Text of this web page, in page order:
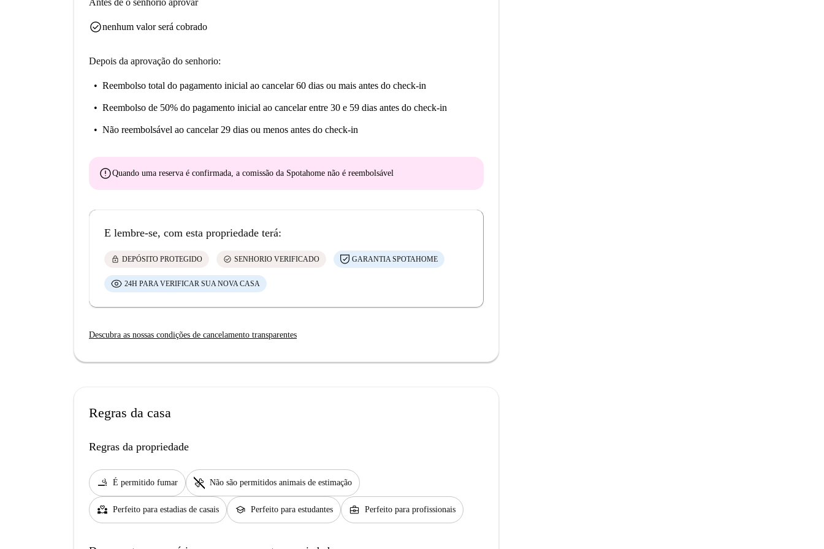
analisada e certificada pela Spotahome.
Antes de o senhorio aprovar
check_circlenenhum valor será cobrado
Depois da aprovação do senhorio:
Reembolso total do pagamento inicial ao cancelar 60 dias ou mais antes do check-in
Reembolso de 50% do pagamento inicial ao cancelar entre 30 e 59 dias antes do check-in
Não reembolsável ao cancelar 29 dias ou menos antes do check-in
errorQuando uma reserva é confirmada, a comissão da Spotahome não é reembolsável
E lembre-se, com esta propriedade terá:
lock DEPÓSITO PROTEGIDO check_circle SENHORIO VERIFICADO GARANTIA SPOTAHOME
24H PARA VERIFICAR SUA NOVA CASA
Descubra as nossas condições de cancelamento transparentes
Regras da casa
Regras da propriedade
smoking_rooms É permitido fumar pet_supplies Não são permitidos animais de estimação
partner_heart Perfeito para estadias de casais school Perfeito para estudantes business_center Perfeito para profissionais